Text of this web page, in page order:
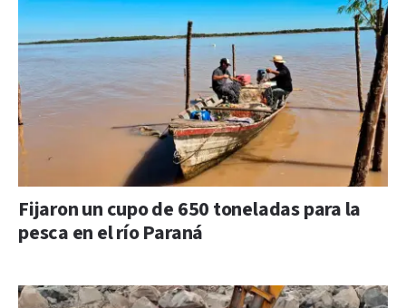
Fijaron un cupo de 650 toneladas para la
pesca en el río Paraná